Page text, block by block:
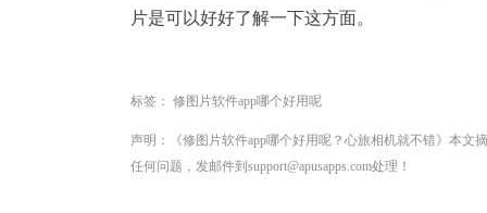
片是可以好好了解一下这方面。
标签： 修图片软件app哪个好用呢
声明：《修图片软件app哪个好用呢？心旅相机就不错》本
任何问题，发邮件到support@apusapps.com处理！